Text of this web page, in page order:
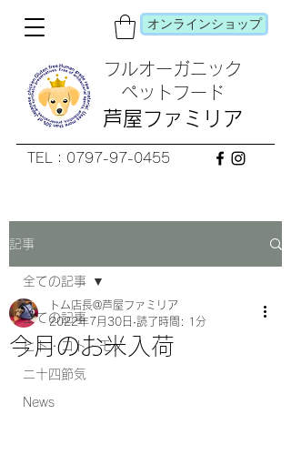
フルオーガニック
​ペットフード
芦屋ファミリア
TEL：0797-97-0455
オンラインショップ
記事
全ての記事
ヒト・コト・モノ
二十四節気
News
全ての記事
今月のお米入荷
トム店長@芦屋ファミリア
2022年7月30日 読了時間: 1分